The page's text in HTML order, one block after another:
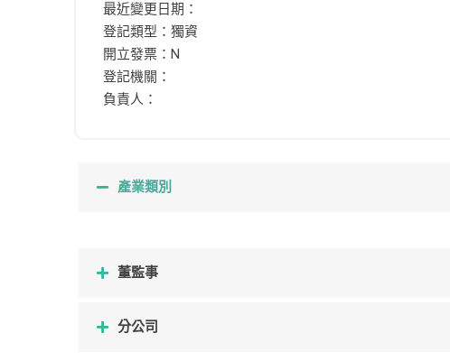
最近變更日期：
登記類型：獨資
開立發票：N
登記機關：
負責人：
產業類別
董監事
分公司